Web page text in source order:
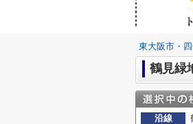
東大阪市・
鶴見緑
沿線